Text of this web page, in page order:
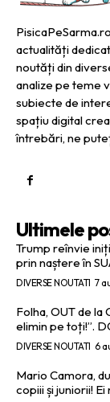
actualități
noutăți din
analize pe teme
subiecte de
spațiu digital
întrebări, ne
Ultimele
Trump reînvie
prin naștere în
DIVERSE NOUTATI 7
Folha, OUT de la
elimin pe toți!”.
DIVERSE NOUTATI 6
Mario Camora,
copiii și juniorii!